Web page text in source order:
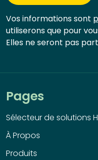
Pages
Sélecteur de solutions
À Propos
Produits
Vos informations sont
utiliserons que pour
Elles ne seront pas